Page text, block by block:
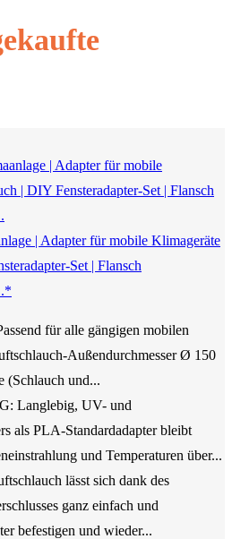
| Adapter für mobile Klimageräte
Set | Flansch
für alle gängigen mobilen
Außendurchmesser Ø 150
(Schlauch und...
Langlebig, UV- und
als PLA-Standardadapter bleibt
und Temperaturen über...
lässt sich dank des
ganz einfach und
befestigen und wieder...